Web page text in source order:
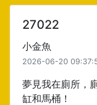
27022
小金魚
2026-06-20
夢見我在廁所，
缸和馬桶！